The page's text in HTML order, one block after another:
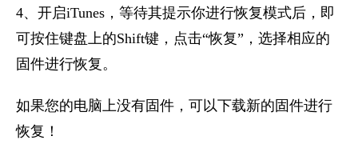
4、开启iTunes，等待其提示你进行恢复模式后，即
可按住键盘上的Shift键，点击“恢复”，选择相应的
固件进行恢复。
如果您的电脑上没有固件，可以下载新的固件进行
恢复！